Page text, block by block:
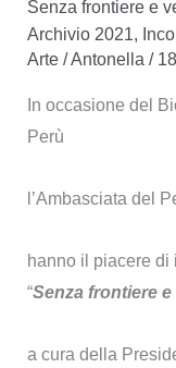
Senza frontiere e
Archivio 2021,
Arte/Antonella /
In occasione del
Perù
l’Ambasciata del
hanno il piacere di
“Senza frontiere
a cura della